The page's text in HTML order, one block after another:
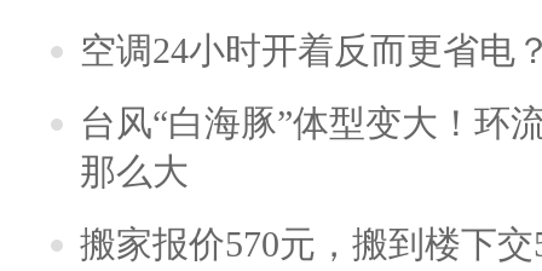
空调24小时开着反而更省电
台风“白海豚”体型变大！环
那么大
搬家报价570元，搬到楼下